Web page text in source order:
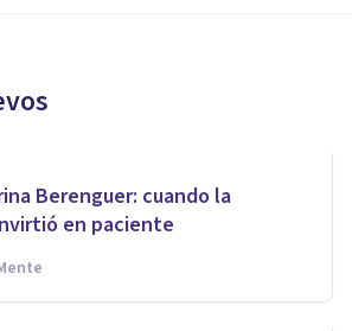
Berenguer: cuando la
en paciente